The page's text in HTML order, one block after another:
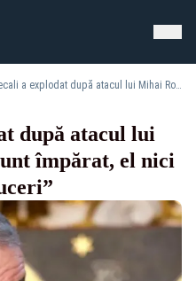
Gigi Becali a explodat după atacul lui Mihai Rotaru: „Eu sunt împărat, el nici Oltenia nu o poate cuceri”
după atacul lui
împărat, el nici